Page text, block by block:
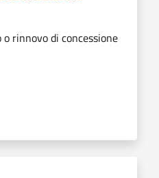
rinnovo di concessione